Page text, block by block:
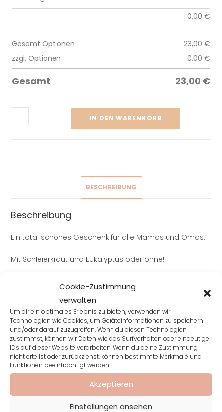
Cookie-Zustimmung
verwalten
Um dir ein optimales Erlebnis zu bieten, verwenden wir
Technologien wie Cookies, um Geräteinformationen zu speichern
und/oder darauf zuzugreifen. Wenn du diesen Technologien
zustimmst, können wir Daten wie das Surfverhalten oder eindeutige
IDs auf dieser Website verarbeiten. Wenn du deine Zustimmung
nicht erteilst oder zurückziehst, können bestimmte Merkmale und
Funktionen beeinträchtigt werden.
Akzeptieren
Einstellungen ansehen
0,00 €
Gesamt Optionen 23,00 €
zzgl. Optionen
0,00 €
Gesamt 23,00 €
IN DEN WARENKORB
BESCHREIBUNG
Beschreibung
Ein total schönes Geschenk für alle Mamas und Omas.
Mit Schleierkraut und Eukalyptus oder ohne!
Durchmesser 23 cm
Ähnliche Produkte
Adventskalender Osteranhänger